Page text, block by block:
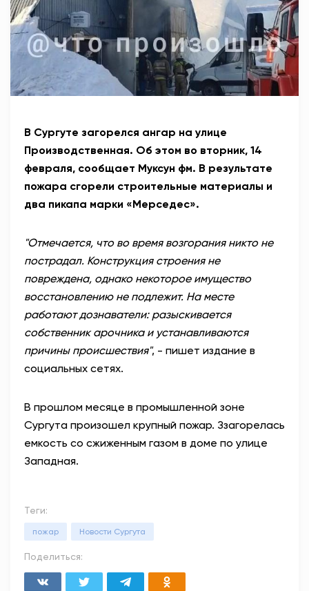
АНТИТЕРРОР
НОВОСТИ
ОФИЦИАЛЬНО
82,17 94,84
Вход / Регистрация
В Сургуте загорелся ангар на улице
Производственная. Об этом во вторник, 14
февраля, сообщает Муксун фм. В результате
пожара сгорели строительные материалы и
два пикапа марки «Мерседес».
"Отмечается, что во время возгорания никто не
пострадал. Конструкция строения не
повреждена, однако некоторое имущество
восстановлению не подлежит. На месте
работают дознаватели: разыскивается
собственник арочника и устанавливаются
причины происшествия", - пишет издание в
социальных сетях.
В прошлом месяце в промышленной зоне
Сургута произошел крупный пожар. Ззагорелась
емкость со сжиженным газом в доме по улице
Западная.
Теги:
пожар Новости Сургута
Поделиться: